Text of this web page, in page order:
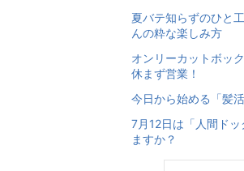
夏バテ知らずのひと
んの粋な楽しみ方
オンリーカットボッ
休まず営業！
今日から始める「髪
7月12日は「人間ド
ますか？